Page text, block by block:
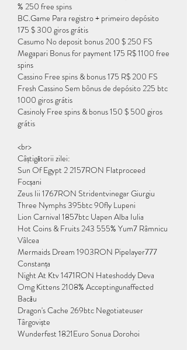
% 250 free spins
BC.Game Para registro + primeiro depósito
175 $ 300 giros grátis
Casumo No deposit bonus 200 $ 250 FS
Megapari Bonus for payment 175 R$ 1100 free
spins
Cassino Free spins & bonus 175 R$ 200 FS
Fresh Cassino Sem bônus de depósito 225 btc
1000 giros grátis
Casinoly Free spins & bonus 150 $ 500 giros
grátis
<br>
Câștigătorii zilei:
Sun Of Egypt 2 2157RON Flatproceed
Focșani
Zeus Iii 1767RON Stridentvinegar Giurgiu
Three Nymphs 395btc 90fly Lupeni
Lion Carnival 1857btc Uapen Alba Iulia
Hot Coins & Fruits 243 555% Yum7 Râmnicu
Vâlcea
Mermaids Dream 1903RON Pipelayer777
Constanța
Night At Ktv 1471RON Hateshoddy Deva
Omg Kittens 2108% Acceptingunaffected
Bacău
Dragon's Cache 269btc Negotiateuser
Târgoviște
Wunderfest 1821Euro Sonua Dorohoi